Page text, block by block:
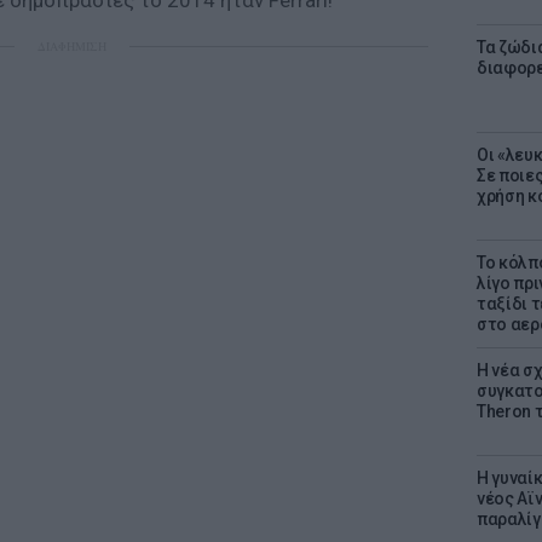
Τα
Οι
Σε
χρήση
Το
λίγο
ταξίδι
στο
Η νέα
Theron
Η
νέος